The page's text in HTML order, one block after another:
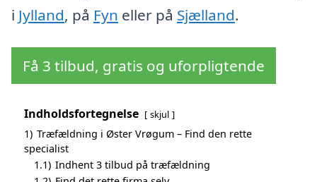
i Jylland, på Fyn eller på Sjælland.
Få 3 tilbud, gratis og uforpligtende
Indholdsfortegnelse skjul
1) Træfældning i Øster Vrøgum – Find den rette
specialist
1.1) Indhent 3 tilbud på træfældning